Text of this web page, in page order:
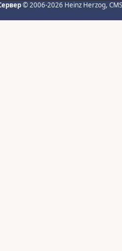
© 2006-2026 Heinz Herzog,